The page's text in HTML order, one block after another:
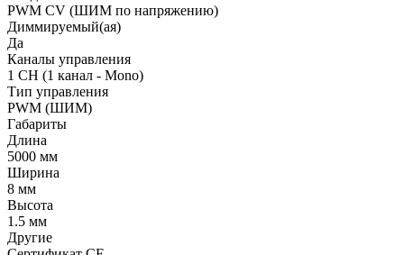
PWM СV (ШИМ по напряжению)
Диммируемый(ая)
Да
Каналы управления
1 CH (1 канал - Mono)
Тип управления
PWM (ШИМ)
Габариты
Длина
5000 мм
Ширина
8 мм
Высота
1.5 мм
Другие